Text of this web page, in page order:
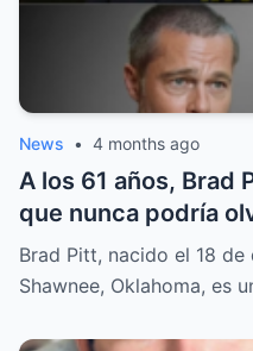
News • 4 months ago
A los 61 años, Brad
que nunca podría
Brad Pitt, nacido el 18
Shawnee, Oklahoma, es